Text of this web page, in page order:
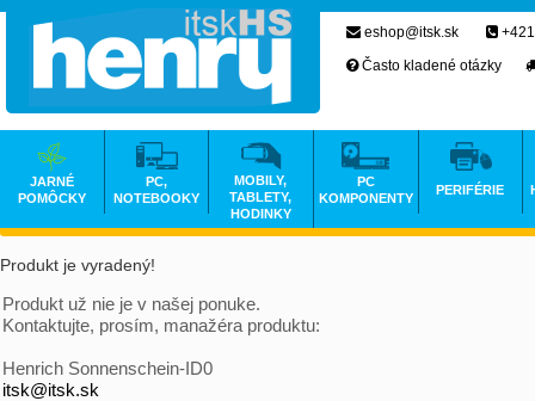
Produkt je vyradený!
Produkt už nie je v našej ponuke.
Kontaktujte, prosím, manažéra produktu:
Henrich Sonnenschein-ID0
itsk@itsk.sk
eshop@itsk.sk
Často kladené otázky
JARNÉ
POMÔCKY
PC,
NOTEBOOKY
MOBILY,
TABLETY,
HODINKY
PC
KOMPONENTY
PERIFÉRIE